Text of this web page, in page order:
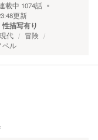
載中 1074話
更新
性描写有り
現代
冒険
ベル